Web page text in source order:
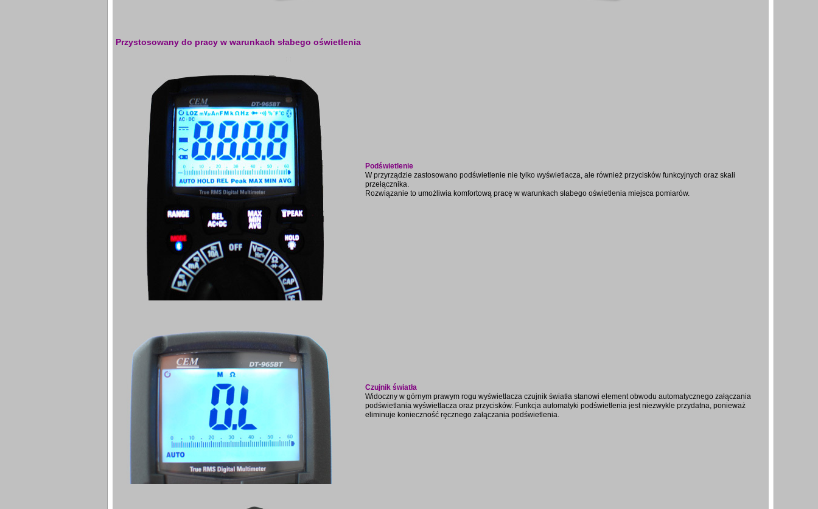
Przystosowany do pracy w warunkach słabego oświetlenia
Podświetlenie
W przyrządzie zastosowano podświetlenie nie tylko wyświetlacza, ale również przycisków funkcyjnych oraz skali
przełącznika.
Rozwiązanie to umożliwia komfortową pracę w warunkach słabego oświetlenia miejsca pomiarów.
Czujnik światła
Widoczny w górnym prawym rogu wyświetlacza czujnik światła stanowi element obwodu automatycznego załączania
podświetlania wyświetlacza oraz przycisków. Funkcja automatyki podświetlenia jest niezwykle przydatna, ponieważ
eliminuje konieczność ręcznego załączania podświetlenia.